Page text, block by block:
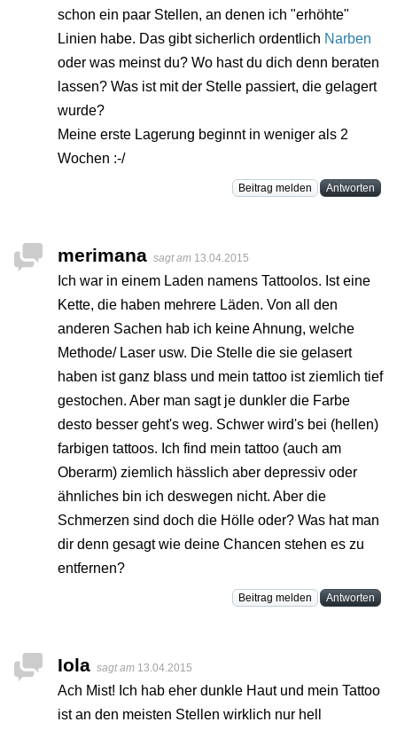
schon ein paar Stellen, an denen ich "erhöhte"
Linien habe. Das gibt sicherlich ordentlich Narben
oder was meinst du? Wo hast du dich denn beraten
lassen? Was ist mit der Stelle passiert, die gelagert
wurde?
Meine erste Lagerung beginnt in weniger als 2
Wochen :-/
Beitrag melden Antworten
merimana sagt am 13.04.2015
Ich war in einem Laden namens Tattoolos. Ist eine
Kette, die haben mehrere Läden. Von all den
anderen Sachen hab ich keine Ahnung, welche
Methode/ Laser usw. Die Stelle die sie gelasert
haben ist ganz blass und mein tattoo ist ziemlich tief
gestochen. Aber man sagt je dunkler die Farbe
desto besser geht's weg. Schwer wird's bei (hellen)
farbigen tattoos. Ich find mein tattoo (auch am
Oberarm) ziemlich hässlich aber depressiv oder
ähnliches bin ich deswegen nicht. Aber die
Schmerzen sind doch die Hölle oder? Was hat man
dir denn gesagt wie deine Chancen stehen es zu
entfernen?
Beitrag melden Antworten
Iola sagt am 13.04.2015
Ach Mist! Ich hab eher dunkle Haut und mein Tattoo
ist an den meisten Stellen wirklich nur hell